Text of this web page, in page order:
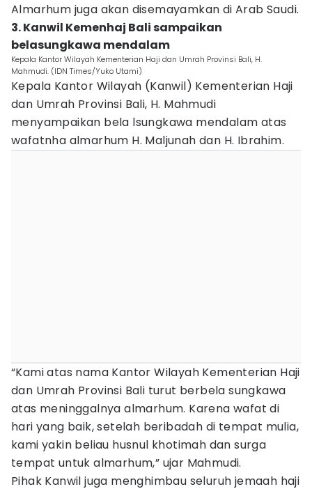
Almarhum juga akan disemayamkan di Arab Saudi.
3. Kanwil Kemenhaj Bali sampaikan
belasungkawa mendalam
Kepala Kantor Wilayah Kementerian Haji dan Umrah Provinsi Bali, H.
Mahmudi. (IDN Times/Yuko Utami)
Kepala Kantor Wilayah (Kanwil) Kementerian Haji
dan Umrah Provinsi Bali, H. Mahmudi
menyampaikan bela lsungkawa mendalam atas
wafatnha almarhum H. Maljunah dan H. Ibrahim.
“Kami atas nama Kantor Wilayah Kementerian Haji
dan Umrah Provinsi Bali turut berbela sungkawa
atas meninggalnya almarhum. Karena wafat di
hari yang baik, setelah beribadah di tempat mulia,
kami yakin beliau husnul khotimah dan surga
tempat untuk almarhum,” ujar Mahmudi.
Pihak Kanwil juga menghimbau seluruh jemaah haji